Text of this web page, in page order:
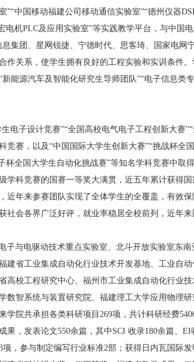
”“中国移动福建公司移动通信实验室”“德州仪器
电机PLC及应用实验室”等实践教学平台，与中国
集团、星网锐捷、宁德时代、思客琦、国家电网
作关系，使学生拥有良好的工程实验和实训条件
能源汽车及智能化研究生导师团队”“电子信息类
电子设计竞赛”“全国高校电气电子工程创新大赛
竞赛，以及“中国国际大学生创新大赛”“挑战杯全
杯全国大学生自动化挑战赛”等知名学科竞赛中取
学科竞赛的国赛一等奖大满贯，近五年累计获得国
近年来参赛团队实现了全体学生的全覆盖，有效
社会各界广泛好评，就业率稳居全校前列，近年来
子与电驱动技术重点实验室、北斗开放实验室东
建省工业集成自动化行业技术开发基地、工业自
高校工程研究中心、福州市工业集成自动化行业
数智系统与装置研究院、福建理工大学应用物理
学院共承担各类科研项目 269项，共计科研经费
果，发表论文550余篇，其中 SCI 收录180余篇、 EI
项，参与制定编写行业标准2部；获得日内瓦国际发